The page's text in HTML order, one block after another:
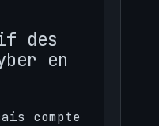
des
en
compte